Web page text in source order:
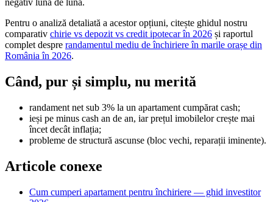
negativ lună de lună.
Pentru o analiză detaliată a acestor opțiuni, citește ghidul nostru
comparativ chirie vs depozit vs credit ipotecar în 2026 și raportul
complet despre randamentul mediu de închiriere în marile orașe din
România în 2026.
Când, pur și simplu, nu merită
randament net sub 3% la un apartament cumpărat cash;
ieși pe minus cash an de an, iar prețul imobilelor crește mai
încet decât inflația;
probleme de structură ascunse (bloc vechi, reparații iminente).
Articole conexe
Cum cumperi apartament pentru închiriere — ghid investitor